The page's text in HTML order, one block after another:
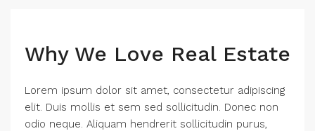
Why We Love Real Estate
Lorem ipsum dolor sit amet, consectetur adipiscing
elit. Duis mollis et sem sed sollicitudin. Donec non
odio neque. Aliquam hendrerit sollicitudin purus,